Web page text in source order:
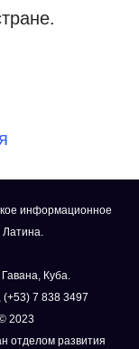
информационное
Латина.
Куба.
7 838 3497
2023
отделом развития